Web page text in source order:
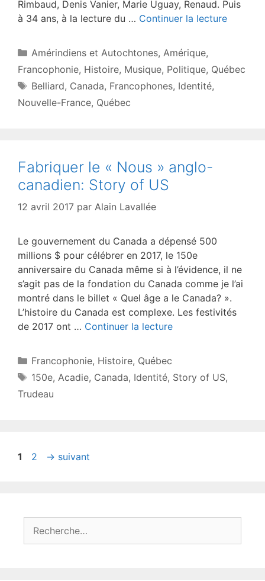
Rimbaud, Denis Vanier, Marie Uguay, Renaud. Puis
à 34 ans, à la lecture du … Continuer la lecture
Catégories
Amérindiens et Autochtones, Amérique,
Francophonie, Histoire, Musique, Politique, Québec
Étiquettes
Belliard, Canada, Francophones, Identité,
Nouvelle-France, Québec
Fabriquer le « Nous » anglo-
canadien: Story of US
12 avril 2017 par Alain Lavallée
Le gouvernement du Canada a dépensé 500
millions $ pour célébrer en 2017, le 150e
anniversaire du Canada même si à l’évidence, il ne
s’agit pas de la fondation du Canada comme je l’ai
montré dans le billet « Quel âge a le Canada? ».
L’histoire du Canada est complexe. Les festivités
de 2017 ont … Continuer la lecture
Catégories
Francophonie, Histoire, Québec
Étiquettes
150e, Acadie, Canada, Identité, Story of US,
Trudeau
Page
1 Page
2 → suivant